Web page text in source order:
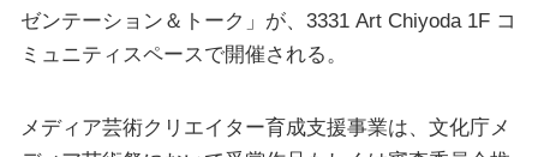
ゼンテーション＆トーク」が、3331 Art Chiyoda 1F コ
ミュニティスペースで開催される。
メディア芸術クリエイター育成支援事業は、文化庁メ